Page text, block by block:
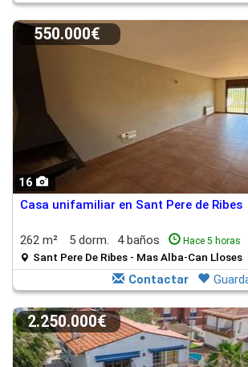
16
550.000€
Casa unifamiliar en Sant Pere de Ribes
262 m² 5 dorm. 4 baños Hace 5 horas
Sant Pere De Ribes - Mas Alba-Can Lloses
Contactar
2.250.000€